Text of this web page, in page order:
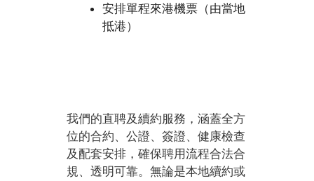
安排單程來港機票（由當地
抵港）
我們的直聘及續約服務，涵蓋全方
位的合約、公證、簽證、健康檢查
及配套安排，確保聘用流程合法合
規、透明可靠。無論是本地續約或